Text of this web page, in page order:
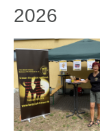
2026